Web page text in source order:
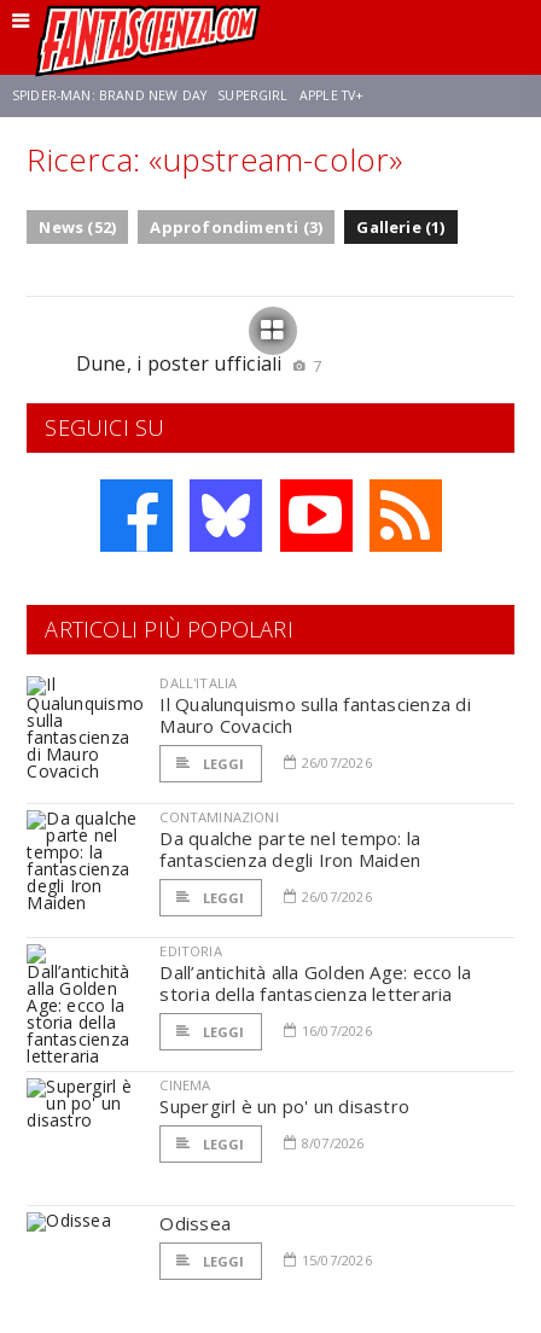
SPIDER-MAN: BRAND NEW DAY SUPERGIRL APPLE TV+
FRANCO RICCIARDIELLO ZENDAYA STAR TREK AVENGERS: DOOMSDAY
Ricerca: «upstream-color»
News (52) Approfondimenti (3) Gallerie (1)
Dune, i poster ufficiali 7
SEGUICI SU
ARTICOLI PIÙ POPOLARI
DALL'ITALIA
Il Qualunquismo sulla fantascienza di
Mauro Covacich
LEGGI 26/07/2026
CONTAMINAZIONI
Da qualche parte nel tempo: la
fantascienza degli Iron Maiden
LEGGI 26/07/2026
EDITORIA
Dall’antichità alla Golden Age: ecco la
storia della fantascienza letteraria
LEGGI 16/07/2026
CINEMA
Supergirl è un po' un disastro
LEGGI 8/07/2026
Odissea
LEGGI 15/07/2026